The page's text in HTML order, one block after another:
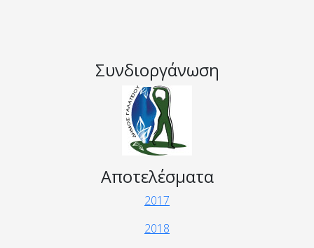
Συνδιοργάνωση
Αποτελέσματα
2017
2018